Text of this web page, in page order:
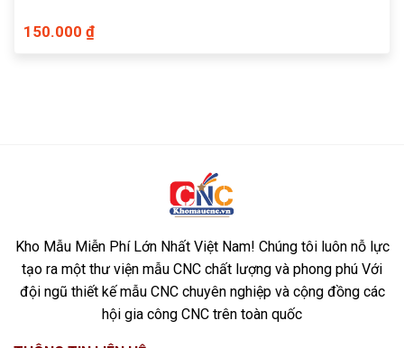
150.000 ₫
Kho Mẫu Miễn Phí Lớn Nhất Việt Nam! Chúng tôi luôn nỗ lực
tạo ra một thư viện mẫu CNC chất lượng và phong phú Với
đội ngũ thiết kế mẫu CNC chuyên nghiệp và cộng đồng các
hội gia công CNC trên toàn quốc